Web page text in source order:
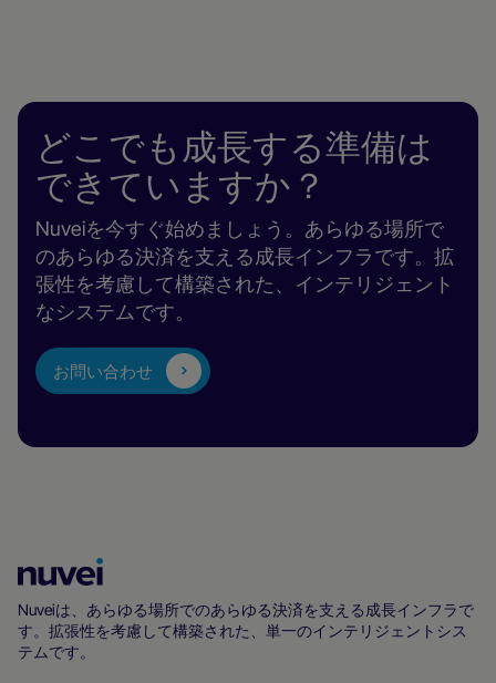
どこでも成長する準備は
できていますか？
Nuveiを今すぐ始めましょう。あらゆる場所で
のあらゆる決済を支える成長インフラです。拡
張性を考慮して構築された、インテリジェント
なシステムです。
お問い合わせ
ホ
ー
Nuveiは、あらゆる場所でのあらゆる決済を支える成長インフラで
す。拡張性を考慮して構築された、単一のインテリジェントシス
テムです。